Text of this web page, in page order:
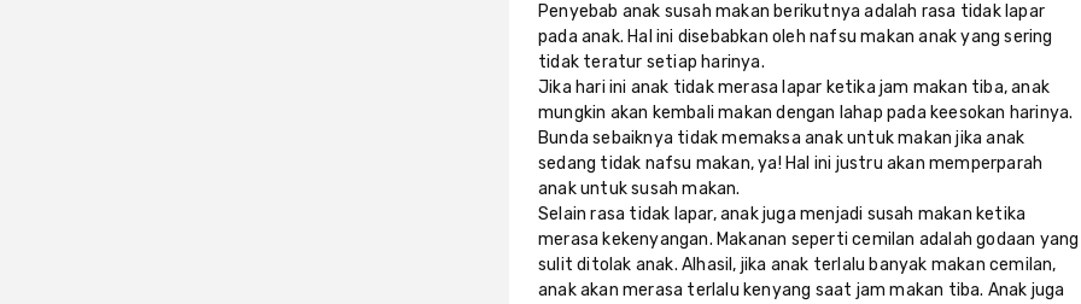
Penyebab anak susah makan berikutnya adalah rasa tidak lapar
pada anak. Hal ini disebabkan oleh nafsu makan anak yang sering
tidak teratur setiap harinya.
Jika hari ini anak tidak merasa lapar ketika jam makan tiba, anak
mungkin akan kembali makan dengan lahap pada keesokan harinya.
Bunda sebaiknya tidak memaksa anak untuk makan jika anak
sedang tidak nafsu makan, ya! Hal ini justru akan memperparah
anak untuk susah makan.
Selain rasa tidak lapar, anak juga menjadi susah makan ketika
merasa kekenyangan. Makanan seperti cemilan adalah godaan yang
sulit ditolak anak. Alhasil, jika anak terlalu banyak makan cemilan,
anak akan merasa terlalu kenyang saat jam makan tiba. Anak juga